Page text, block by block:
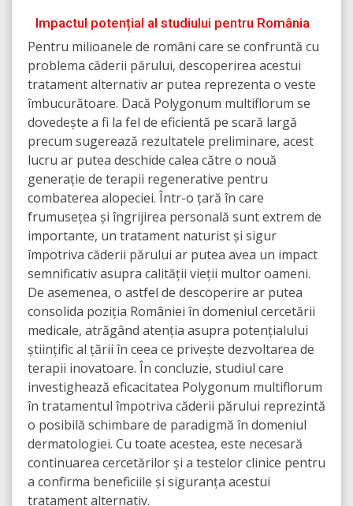
Impactul potențial al studiului pentru România
Pentru milioanele de români care se confruntă cu
problema căderii părului, descoperirea acestui
tratament alternativ ar putea reprezenta o veste
îmbucurătoare. Dacă Polygonum multiflorum se
dovedește a fi la fel de eficientă pe scară largă
precum sugerează rezultatele preliminare, acest
lucru ar putea deschide calea către o nouă
generație de terapii regenerative pentru
combaterea alopeciei. Într-o țară în care
frumusețea și îngrijirea personală sunt extrem de
importante, un tratament naturist și sigur
împotriva căderii părului ar putea avea un impact
semnificativ asupra calității vieții multor oameni.
De asemenea, o astfel de descoperire ar putea
consolida poziția României în domeniul cercetării
medicale, atrăgând atenția asupra potențialului
științific al țării în ceea ce privește dezvoltarea de
terapii inovatoare. În concluzie, studiul care
investighează eficacitatea Polygonum multiflorum
în tratamentul împotriva căderii părului reprezintă
o posibilă schimbare de paradigmă în domeniul
dermatologiei. Cu toate acestea, este necesară
continuarea cercetărilor și a testelor clinice pentru
a confirma beneficiile și siguranța acestui
tratament alternativ.